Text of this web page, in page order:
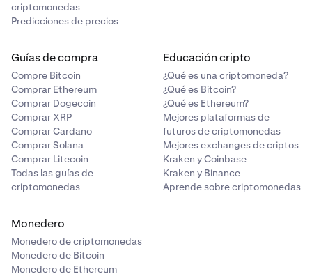
criptomonedas
Predicciones de precios
Guías de compra
Compre Bitcoin
Comprar Ethereum
Comprar Dogecoin
Comprar XRP
Comprar Cardano
Comprar Solana
Comprar Litecoin
Todas las guías de
criptomonedas
Educación cripto
¿Qué es una criptomoneda?
¿Qué es Bitcoin?
¿Qué es Ethereum?
Mejores plataformas de
futuros de criptomonedas
Mejores exchanges de criptos
Kraken y Coinbase
Kraken y Binance
Aprende sobre criptomonedas
Monedero
Monedero de criptomonedas
Monedero de Bitcoin
Monedero de Ethereum